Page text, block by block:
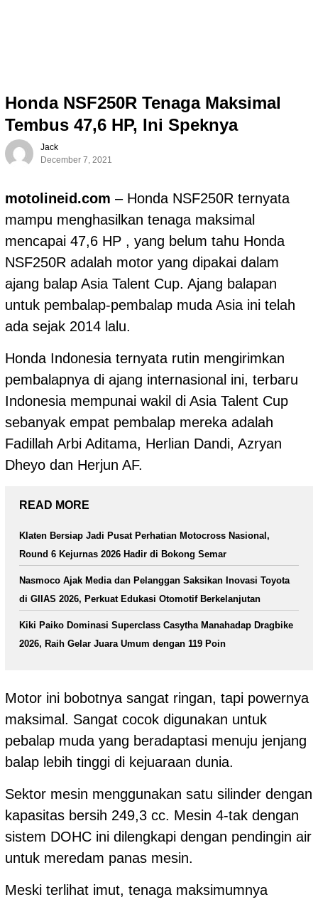
Honda NSF250R Tenaga Maksimal
Tembus 47,6 HP, Ini Speknya
Jack
December 7, 2021
motolineid.com – Honda NSF250R ternyata
mampu menghasilkan tenaga maksimal
mencapai 47,6 HP , yang belum tahu Honda
NSF250R adalah motor yang dipakai dalam
ajang balap Asia Talent Cup. Ajang balapan
untuk pembalap-pembalap muda Asia ini telah
ada sejak 2014 lalu.
Honda Indonesia ternyata rutin mengirimkan
pembalapnya di ajang internasional ini, terbaru
Indonesia mempunai wakil di Asia Talent Cup
sebanyak empat pembalap mereka adalah
Fadillah Arbi Aditama, Herlian Dandi, Azryan
Dheyo dan Herjun AF.
READ MORE
Klaten Bersiap Jadi Pusat Perhatian Motocross Nasional,
Round 6 Kejurnas 2026 Hadir di Bokong Semar
Nasmoco Ajak Media dan Pelanggan Saksikan Inovasi Toyota
di GIIAS 2026, Perkuat Edukasi Otomotif Berkelanjutan
Kiki Paiko Dominasi Superclass Casytha Manahadap Dragbike
2026, Raih Gelar Juara Umum dengan 119 Poin
Motor ini bobotnya sangat ringan, tapi powernya
maksimal. Sangat cocok digunakan untuk
pebalap muda yang beradaptasi menuju jenjang
balap lebih tinggi di kejuaraan dunia.
Sektor mesin menggunakan satu silinder dengan
kapasitas bersih 249,3 cc. Mesin 4-tak dengan
sistem DOHC ini dilengkapi dengan pendingin air
untuk meredam panas mesin.
Meski terlihat imut, tenaga maksimumnya